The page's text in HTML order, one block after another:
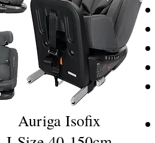
Auriga Isofix